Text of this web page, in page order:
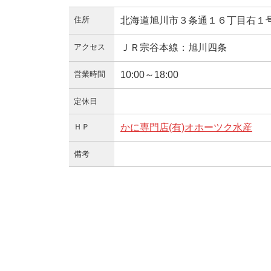
住所 北海道旭川市３条通１６丁目右１
アクセス ＪＲ宗谷本線：旭川四条
営業時間 10:00～18:00
定休日
ＨＰ かに専門店(有)オホーツク水産
備考